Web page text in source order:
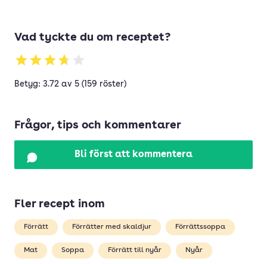
Vad tyckte du om receptet?
Betyg: 3.72 av 5 (159 röster)
Frågor, tips och kommentarer
Bli först att kommentera
Fler recept inom
Förrätt Förrätter med skaldjur Förrättssoppa
Mat Soppa Förrätt till nyår Nyår